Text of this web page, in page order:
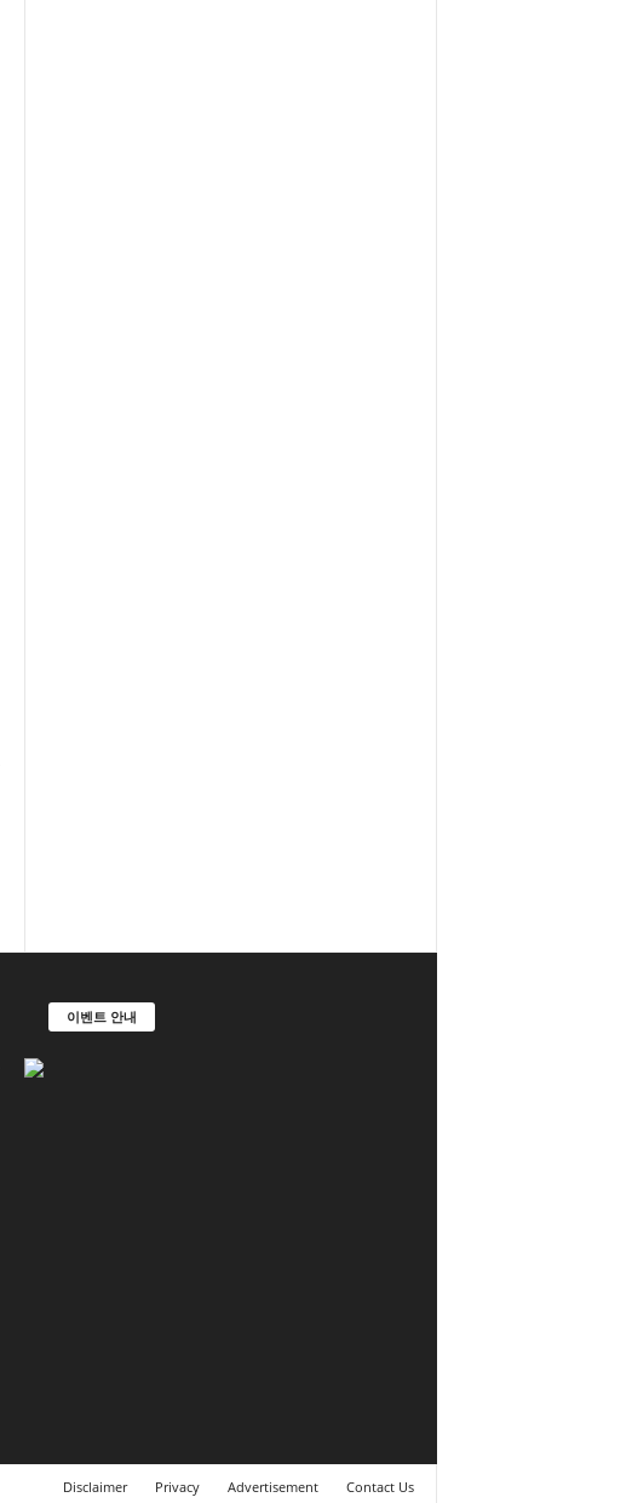
이벤트 안내
Disclaimer Privacy Advertisement Contact Us